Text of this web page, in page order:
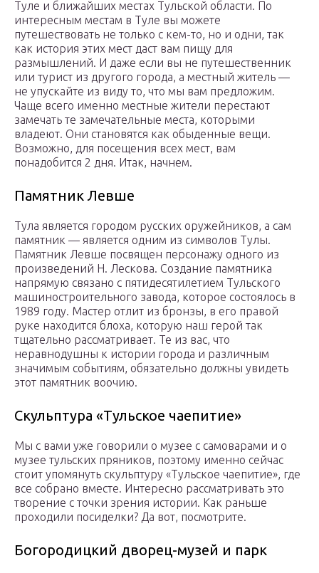
Туле и ближайших местах Тульской области. По
интересным местам в Туле вы можете
путешествовать не только с кем-то, но и одни, так
как история этих мест даст вам пищу для
размышлений. И даже если вы не путешественник
или турист из другого города, а местный житель —
не упускайте из виду то, что мы вам предложим.
Чаще всего именно местные жители перестают
замечать те замечательные места, которыми
владеют. Они становятся как обыденные вещи.
Возможно, для посещения всех мест, вам
понадобится 2 дня. Итак, начнем.
Памятник Левше
Тула является городом русских оружейников, а сам
памятник — является одним из символов Тулы.
Памятник Левше посвящен персонажу одного из
произведений Н. Лескова. Создание памятника
напрямую связано с пятидесятилетием Тульского
машиностроительного завода, которое состоялось в
1989 году. Мастер отлит из бронзы, в его правой
руке находится блоха, которую наш герой так
тщательно рассматривает. Те из вас, что
неравнодушны к истории города и различным
значимым событиям, обязательно должны увидеть
этот памятник воочию.
Скульптура «Тульское чаепитие»
Мы с вами уже говорили о музее с самоварами и о
музее тульских пряников, поэтому именно сейчас
стоит упомянуть скульптуру «Тульское чаепитие», где
все собрано вместе. Интересно рассматривать это
творение с точки зрения истории. Как раньше
проходили посиделки? Да вот, посмотрите.
Богородицкий дворец-музей и парк